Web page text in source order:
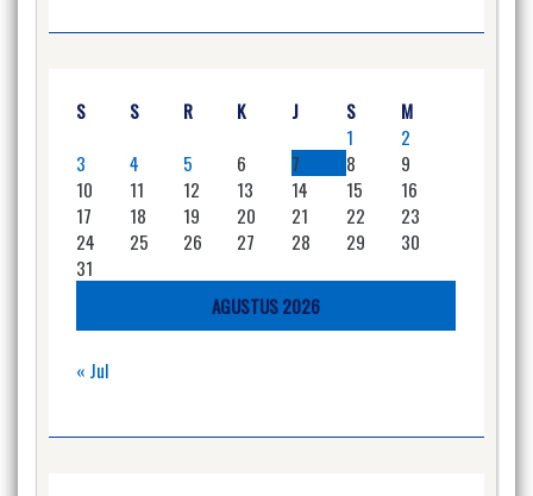
AGUSTUS 2026
S S R K J S
M
1
2
3
4 5 6 7 8
9
10
11 12 13 14 15
16
17
18 19 20 21 22
23
24
25 26 27 28 29
30
31
« Jul